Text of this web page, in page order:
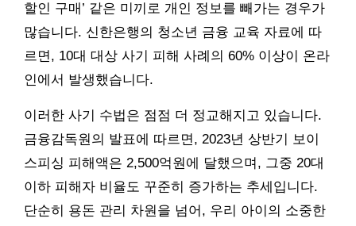
할인 구매’ 같은 미끼로 개인 정보를 빼가는 경우가
많습니다. 신한은행의 청소년 금융 교육 자료에 따
르면, 10대 대상 사기 피해 사례의 60% 이상이 온라
인에서 발생했습니다.
이러한 사기 수법은 점점 더 정교해지고 있습니다.
금융감독원의 발표에 따르면, 2023년 상반기 보이
스피싱 피해액은 2,500억원에 달했으며, 그중 20대
이하 피해자 비율도 꾸준히 증가하는 추세입니다.
단순히 용돈 관리 차원을 넘어, 우리 아이의 소중한